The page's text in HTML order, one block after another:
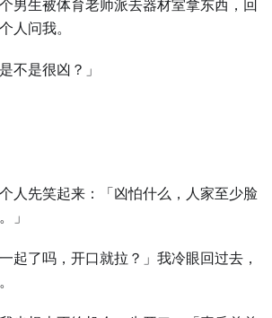
男生被体育老师派去器材室拿东西，回
人问我。
不是很凶？」
人先笑起来：「凶怕什么，人家至少脸
」
起了吗，开口就拉？」我冷眼回过去，